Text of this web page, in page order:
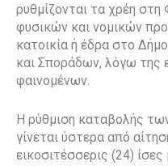
ρυθμίζονται τα χρέη
φυσικών και νομικών
κατοικία ή έδρα στο
και Σποράδων, λόγω της
φαινομένων.
Η ρύθμιση καταβολής
γίνεται ύστερα από
εικοσιτέσσερις (24) ίσες